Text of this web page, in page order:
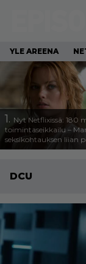
YLE AREENA
1. Nyt Netflixissä: 180
toimintaseikkailu –
seksikohtauksen liian
DCU